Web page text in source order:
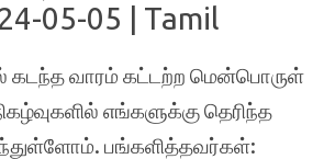
05-05 | Tamil
கடந்த வாரம் கட்டற்ற மென்பொருள்
எங்களுக்கு தெரிந்த
பங்களித்தவர்கள்: